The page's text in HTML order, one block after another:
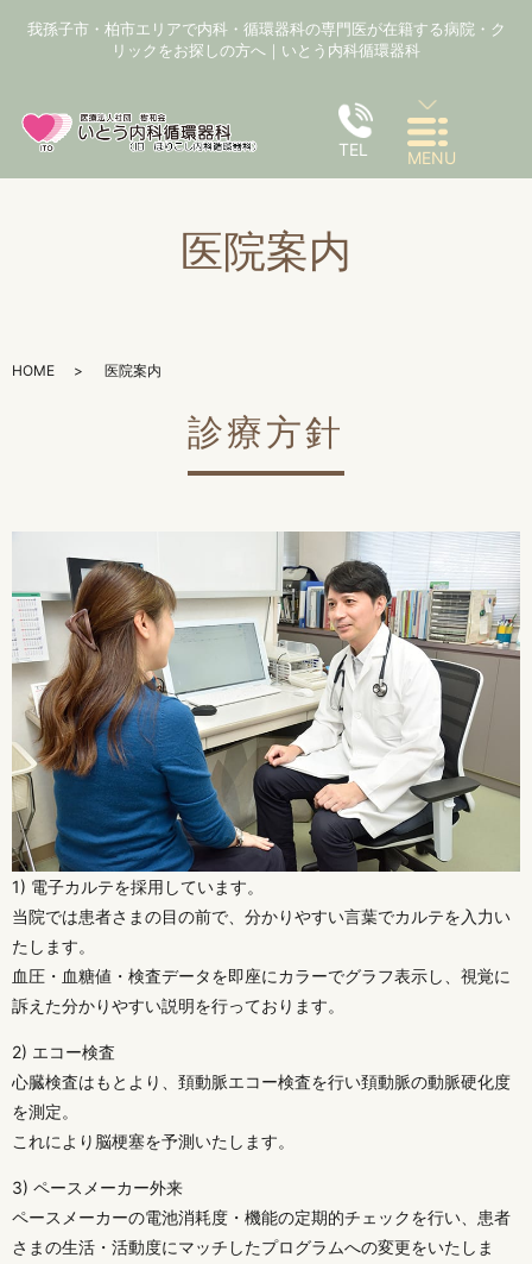
我孫子市・柏市エリアで内科・循環器科の専門医が在籍する病院・ク
リックをお探しの方へ｜いとう内科循環器科
TEL MENU
医院案内
HOME 医院案内
診療方針
1) 電子カルテを採用しています。
当院では患者さまの目の前で、分かりやすい言葉でカルテを入力い
たします。
血圧・血糖値・検査データを即座にカラーでグラフ表示し、視覚に
訴えた分かりやすい説明を行っております。
2) エコー検査
心臓検査はもとより、頚動脈エコー検査を行い頚動脈の動脈硬化度
を測定。
これにより脳梗塞を予測いたします。
3) ペースメーカー外来
ペースメーカーの電池消耗度・機能の定期的チェックを行い、患者
さまの生活・活動度にマッチしたプログラムへの変更をいたしま